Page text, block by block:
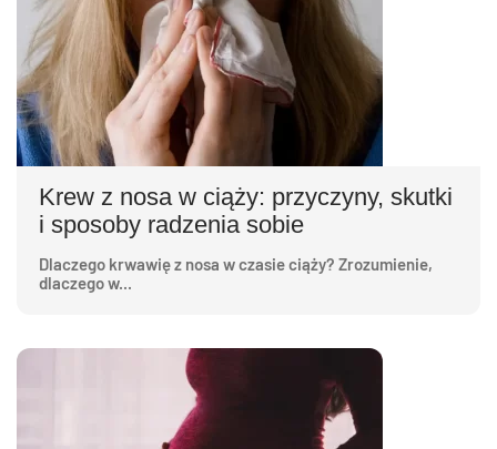
Krew z nosa w ciąży: przyczyny, skutki
i sposoby radzenia sobie
Dlaczego krwawię z nosa w czasie ciąży? Zrozumienie,
dlaczego w...